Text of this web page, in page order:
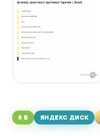
5 Б ЯНДЕКС ДИСК